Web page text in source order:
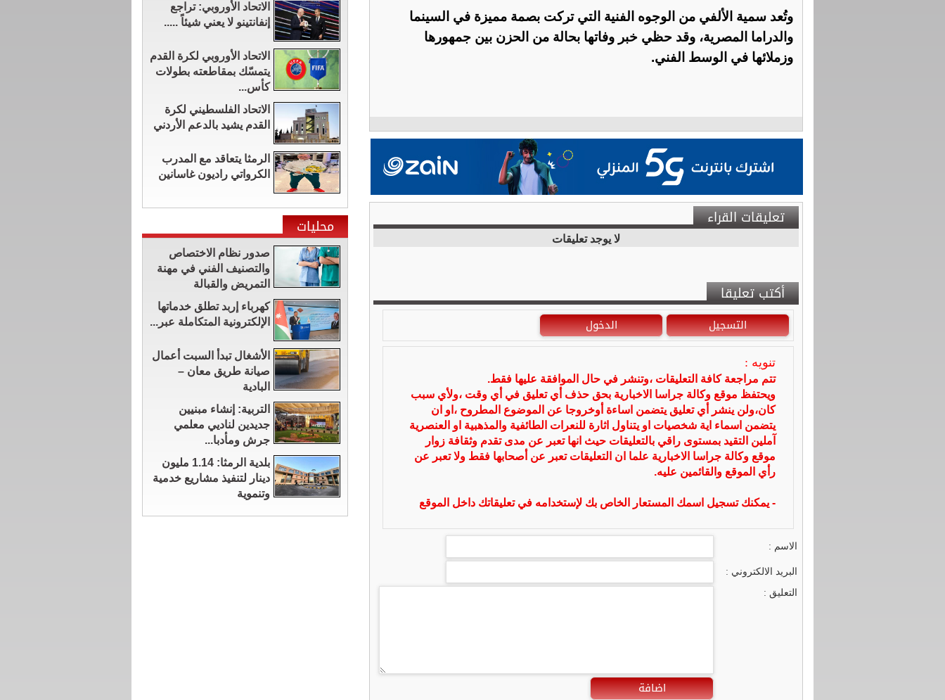
وتُعد سمية الألفي من الوجوه الفنية التي تركت بصمة مميزة في السينما
والدراما المصرية، وقد حظي خبر وفاتها بحالة من الحزن بين جمهورها
وزملائها في الوسط الفني.
تعليقات القراء
لا يوجد تعليقات
أكتب تعليقا
التسجيل الدخول
تنويه :
تتم مراجعة كافة التعليقات ،وتنشر في حال الموافقة عليها فقط.
ويحتفظ موقع وكالة جراسا الاخبارية بحق حذف أي تعليق في أي وقت ،ولأي سبب
كان،ولن ينشر أي تعليق يتضمن اساءة أوخروجا عن الموضوع المطروح ،او ان
يتضمن اسماء اية شخصيات او يتناول اثارة للنعرات الطائفية والمذهبية او العنصرية
آملين التقيد بمستوى راقي بالتعليقات حيث انها تعبر عن مدى تقدم وثقافة زوار
موقع وكالة جراسا الاخبارية علما ان التعليقات تعبر عن أصحابها فقط ولا تعبر عن
رأي الموقع والقائمين عليه.
- يمكنك تسجيل اسمك المستعار الخاص بك لإستخدامه في تعليقاتك داخل الموقع
الاسم :
البريد الالكتروني :
التعليق :
اضافة
الاتحاد الأوروبي: تراجع
إنفانتينو لا يعني شيئاً .....
الاتحاد الأوروبي لكرة القدم
يتمسّك بمقاطعته بطولات
كأس...
الاتحاد الفلسطيني لكرة
القدم يشيد بالدعم الأردني
الرمثا يتعاقد مع المدرب
الكرواتي راديون غاسانين
محليات
صدور نظام الاختصاص
والتصنيف الفني في مهنة
التمريض والقبالة
كهرباء إربد تطلق خدماتها
الإلكترونية المتكاملة عبر...
الأشغال تبدأ السبت أعمال
صيانة طريق معان –
البادية
التربية: إنشاء مبنيين
جديدين لناديي معلمي
جرش ومأدبا...
بلدية الرمثا: 1.14 مليون
دينار لتنفيذ مشاريع خدمية
وتنموية